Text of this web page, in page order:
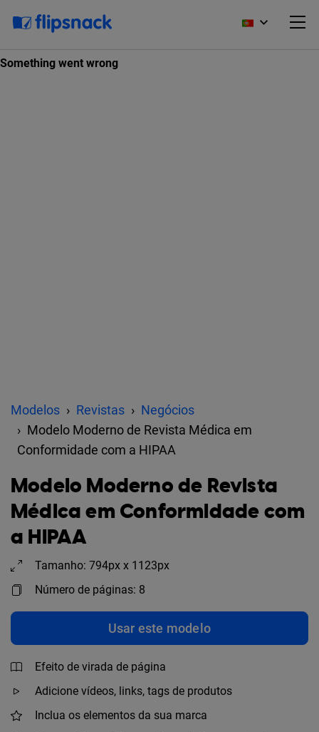
Modelos Revistas
Negócios
Modelo Moderno de Revista Médica em
Conformidade com a HIPAA
Modelo Moderno de Revista
Médica em Conformidade com
a HIPAA
Tamanho: 794px x 1123px
Número de páginas: 8
Usar este modelo
Efeito de virada de página
Adicione vídeos, links, tags de produtos
Inclua os elementos da sua marca